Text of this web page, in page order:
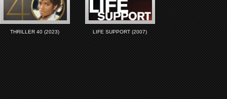
THRILLER 40 (2023) LIFE SUPPORT (2007)